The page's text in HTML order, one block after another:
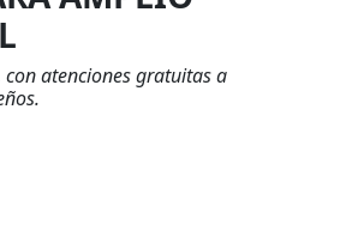
atenciones gratuitas a